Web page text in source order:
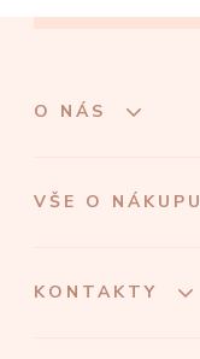
O NÁS
VŠE O NÁKUPU
KONTAKTY